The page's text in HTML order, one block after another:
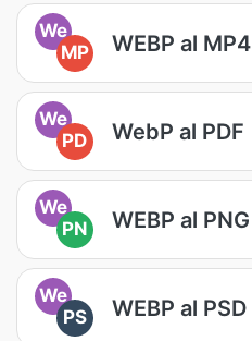
We
MP
WEBP al MP4
We
PD
WebP al PDF
We
PN
WEBP al PNG
We
PS
WEBP al PSD